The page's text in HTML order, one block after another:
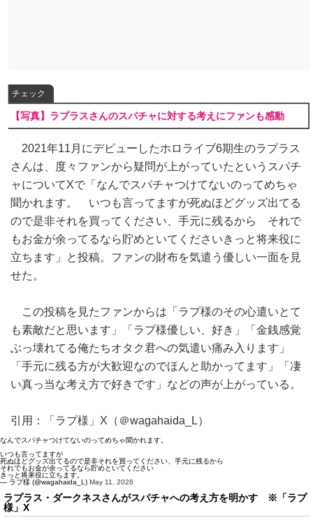
チェック
【写真】ラプラスさんのスパチャに対する考えにファンも感動
2021年11月にデビューしたホロライブ6期生のラプラス
さんは、度々ファンから疑問が上がっていたというスパチ
ャについてXで「なんでスパチャつけてないのってめちゃ
聞かれます。 いつも言ってますが死ぬほどグッズ出てる
ので是非それを買ってください、手元に残るから それで
もお金が余ってるなら貯めといてくださいきっと将来役に
立ちます」と投稿。ファンの財布を気遣う優しい一面を見
せた。
この投稿を見たファンからは「ラプ様のその心遣いとて
も素敵だと思います」「ラプ様優しい、好き」「金銭感覚
ぶっ壊れてる俺たちオタク君への気遣い痛み入ります」
「手元に残る方が大歓迎なのでほんと助かってます」「凄
い真っ当な考え方で好きです」などの声が上がっている。
引用：「ラプ様」X（＠wagahaida_L）
なんでスパチャつけてないのってめちゃ聞かれます。
いつも言ってますが
死ぬほどグッズ出てるので是非それを買ってください、手元に残るから
それでもお金が余ってるなら貯めといてください
きっと将来役に立ちます。
— ラプ様 (@wagahaida_L) May 11, 2026
ラプラス・ダークネスさんがスパチャへの考え方を明かす ※「ラプ
様」X